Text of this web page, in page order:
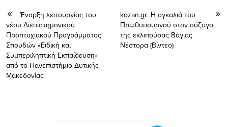
Έναρξη λειτουργίας του
νέου Διεπιστημονικού
Προπτυχιακού Προγράμματος
Σπουδών «Ειδική και
Συμπεριληπτική Εκπαίδευση»
από το Πανεπιστήμιο Δυτικής
Μακεδονίας
kozan.gr: Η αγκαλιά του
Πρωθυπουργού στον σύζυγο
της εκλιπούσας Βάγιας
Νέστορα (Βίντεο)